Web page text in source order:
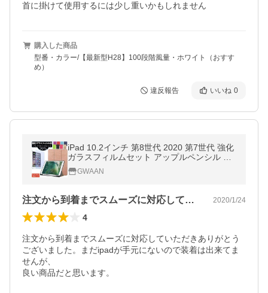
首に掛けて使用するには少し重いかもしれません
購入した商品
型番・カラー/【最新型H28】100段階風量・ホワイト（おすす
め）
違反報告 いいね 0
iPad 10.2インチ 第8世代 2020 第7世代 強化
ガラスフィルムセット アップルペンシル Ap
ple Pencil 収納ケース 2019年秋発売モデル A
2197 A2200 A2198 ケース
GWAAN
注文から到着までスムーズに対応していた… 2020/1/24
4
注文から到着までスムーズに対応していただきありがとう
ございました。まだipadが手元にないので装着は出来てま
せんが、
良い商品だと思います。